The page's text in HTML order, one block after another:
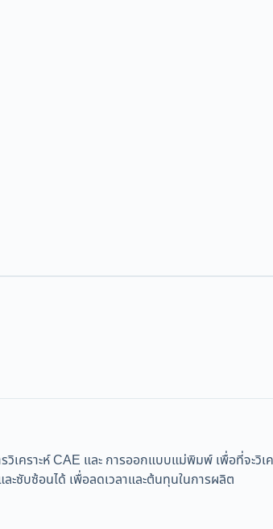
ราะห์ CAE และ การออกแบบแม่พิมพ์ เพื่อที่จะวิเ
ซับซ้อนได้ เพื่อลดเวลาและต้นทุนในการผลิต